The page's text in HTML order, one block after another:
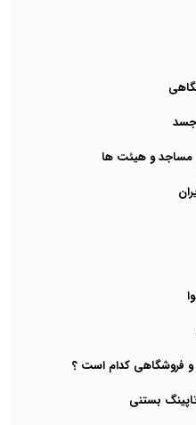
جسد
مساجد و هیئت ها
و فروشگاهی کدام است ؟
بستنی